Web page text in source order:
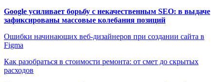
Google усиливает борьбу с некачественным SEO: в выдаче
зафиксированы массовые колебания позиций
Ошибки начинающих веб-дизайнеров при создании сайта в
Figma
Как разобраться в стоимости ремонта: от смет до скрытых
расходов